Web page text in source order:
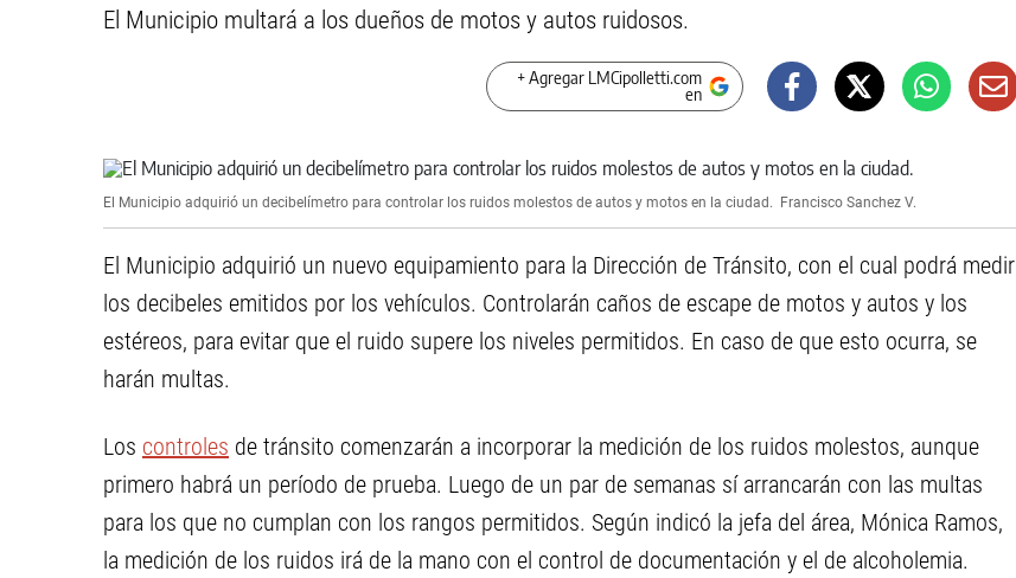
El Municipio multará a los dueños de motos y autos ruidosos.
+ Agregar LMCipolletti.com
en
El Municipio adquirió un decibelímetro para controlar los ruidos molestos de autos y motos en la ciudad. Francisco Sanchez V.
El Municipio adquirió un nuevo equipamiento para la Dirección de Tránsito, con el cual podrá medir
los decibeles emitidos por los vehículos. Controlarán caños de escape de motos y autos y los
estéreos, para evitar que el ruido supere los niveles permitidos. En caso de que esto ocurra, se
harán multas.
Los controles de tránsito comenzarán a incorporar la medición de los ruidos molestos, aunque
primero habrá un período de prueba. Luego de un par de semanas sí arrancarán con las multas
para los que no cumplan con los rangos permitidos. Según indicó la jefa del área, Mónica Ramos,
la medición de los ruidos irá de la mano con el control de documentación y el de alcoholemia.